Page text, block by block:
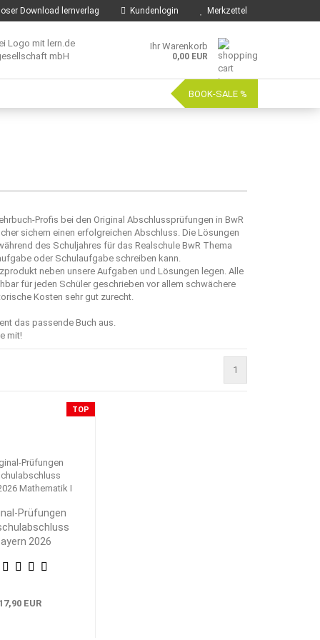
Download lernverlag Kundenlogin Merkzettel
Ihr Warenkorb
0,00 EUR
BOOK-SALE %
Profis bei den Original Abschlussprüfungen in BwR
sichern einen erfolgreichen Abschluss. Die Lösungen
des Schuljahres für das Realschule BwR Thema
oder Schulaufgabe schreiben kann.
neben unsere Aufgaben und Lösungen legen. Alle
für jeden Schüler geschrieben vor allem schwächere
Kosten sehr gut zurecht.
das passende Buch aus.
mit!
1
TOP
Prüfungen
2026
EUR